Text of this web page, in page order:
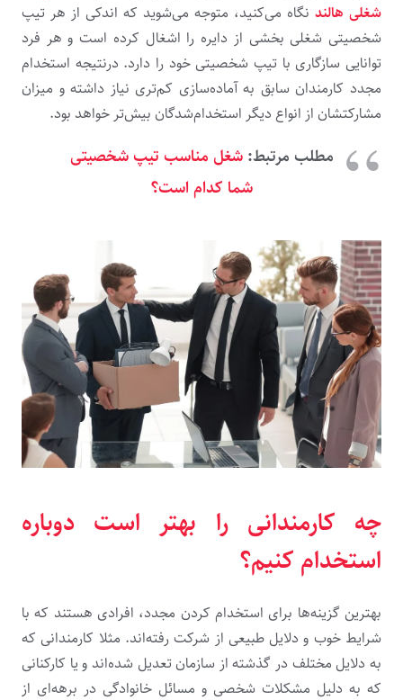
شغلی هالند نگاه می‌کنید، متوجه می‌شوید که اندکی از هر تیپ
شخصیتی شغلی بخشی از دایره را اشغال کرده است و هر فرد
توانایی سازگاری با تیپ شخصیتی خود را دارد. درنتیجه استخدام
مجدد کارمندان سابق به آماده‌سازی کم‌تری نیاز داشته و میزان
مشارکتشان از انواع دیگر استخدام‌شدگان بیش‌تر خواهد بود.
مطلب مرتبط:شغل مناسب تیپ شخصیتی
شما کدام است؟
چه کارمندانی را بهتر است دوباره
استخدام کنیم؟
بهترین گزینه‌ها برای استخدام کردن مجدد، افرادی هستند که با
شرایط خوب و دلایل طبیعی از شرکت رفته‌اند. مثلا کارمندانی که
به‌ دلایل مختلف در گذشته از سازمان تعدیل شده‌اند و یا کارکنانی
که به‌ دلیل مشکلات شخصی و مسائل خانوادگی در برهه‌ای از